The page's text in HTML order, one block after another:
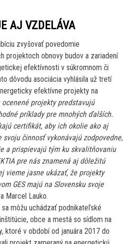
AJ VZDELÁVA
zvyšovať povedomie
projektoch obnovy budov a zariadení
efektívnosti v súkromnom či
dôvodu asociácia vyhlásila už tretí
efektívne projekty na
ocenené projekty predstavujú
príklady pre mnohých ďalších.
certifikát, aby ich okolie ako aj
činnosť vykonávajú zodpovedne,
a prispievajú tým ku skvalitňovaniu
pre nás znamená aj dôležitú
vieme jasne ukázať, že projekty
GES majú na Slovensku svoje
Marcel Lauko.
môžu uchádzať podnikateľské
obce a mestá so sídlom na
ktoré v období od januára 2017 do